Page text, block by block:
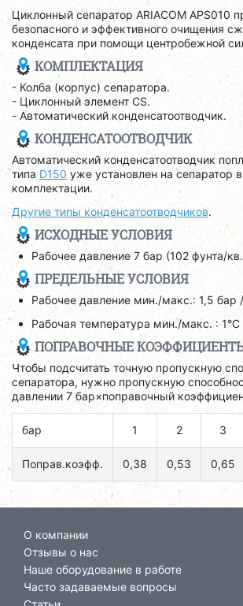
Циклонный сепаратор ARIACOM APS010
безопасного и эффективного очищения
конденсата при помощи центробежной
КОМПЛЕКТАЦИЯ
- Колба (корпус) сепаратора.
- Циклонный элемент CS.
- Автоматический конденсатоотводчик.
КОНДЕНСАТООТВОДЧИК
Автоматический конденсатоотводчик
типа D150 уже установлен на сепаратор
комплектации.
Другие типы конденсатоотводчиков.
ИСХОДНЫЕ УСЛОВИЯ
Рабочее давление 7 бар (102 фунта/
ПРЕДЕЛЬНЫЕ УСЛОВИЯ
Рабочее давление мин./макс.: 1,5 бар
Рабочая температура мин./макс. : 1°C
ПОПРАВОЧНЫЕ
Чтобы подсчитать точную пропускную
сепаратора, нужно пропускную
давлении 7 бар×поправочный
бар 1 2 3
Поправ.коэфф. 0,38 0,53 0,65
О компании
Отзывы о нас
Наше оборудование в работе
Часто задаваемые вопросы